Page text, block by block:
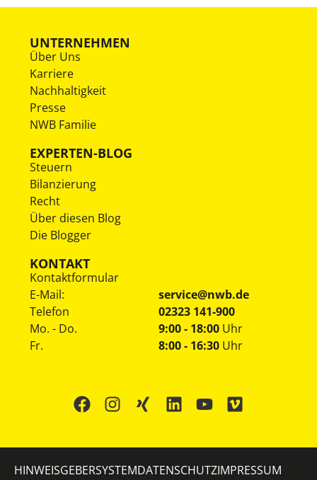
UNTERNEHMEN
Über Uns
Karriere
Nachhaltigkeit
Presse
NWB Familie
EXPERTEN-BLOG
Steuern
Bilanzierung
Recht
Über diesen Blog
Die Blogger
KONTAKT
Kontaktformular
E-Mail:
service@nwb.de
Telefon
02323 141-900
Mo. - Do.
Fr.
9:00 - 18:00 Uhr
8:00 - 16:30 Uhr
HINWEISGEBERSYSTEMDATENSCHUTZIMPRESSUM